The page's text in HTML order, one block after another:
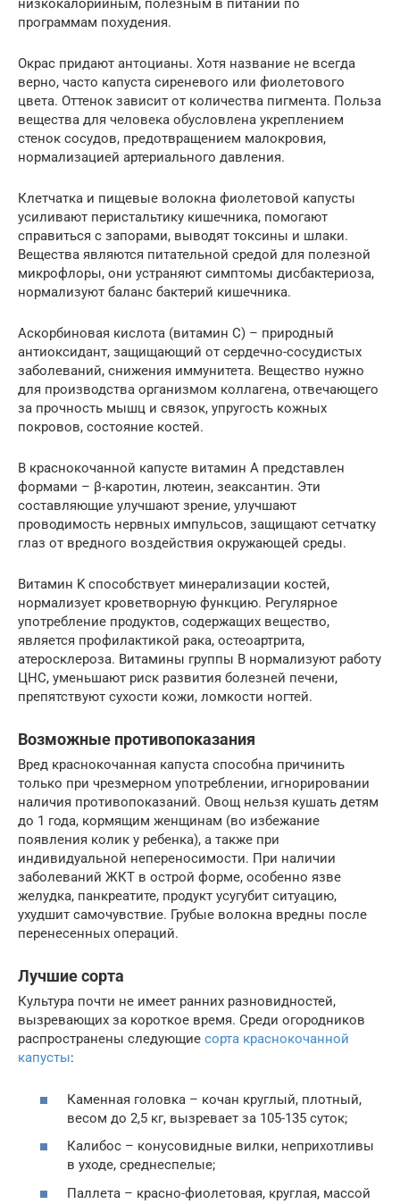
низкокалорийным, полезным в питании по
программам похудения.
Окрас придают антоцианы. Хотя название не всегда
верно, часто капуста сиреневого или фиолетового
цвета. Оттенок зависит от количества пигмента. Польза
вещества для человека обусловлена укреплением
стенок сосудов, предотвращением малокровия,
нормализацией артериального давления.
Клетчатка и пищевые волокна фиолетовой капусты
усиливают перистальтику кишечника, помогают
справиться с запорами, выводят токсины и шлаки.
Вещества являются питательной средой для полезной
микрофлоры, они устраняют симптомы дисбактериоза,
нормализуют баланс бактерий кишечника.
Аскорбиновая кислота (витамин C) – природный
антиоксидант, защищающий от сердечно-сосудистых
заболеваний, снижения иммунитета. Вещество нужно
для производства организмом коллагена, отвечающего
за прочность мышц и связок, упругость кожных
покровов, состояние костей.
В краснокочанной капусте витамин A представлен
формами – β-каротин, лютеин, зеаксантин. Эти
составляющие улучшают зрение, улучшают
проводимость нервных импульсов, защищают сетчатку
глаз от вредного воздействия окружающей среды.
Витамин K способствует минерализации костей,
нормализует кроветворную функцию. Регулярное
употребление продуктов, содержащих вещество,
является профилактикой рака, остеоартрита,
атеросклероза. Витамины группы B нормализуют работу
ЦНС, уменьшают риск развития болезней печени,
препятствуют сухости кожи, ломкости ногтей.
Возможные противопоказания
Вред краснокочанная капуста способна причинить
только при чрезмерном употреблении, игнорировании
наличия противопоказаний. Овощ нельзя кушать детям
до 1 года, кормящим женщинам (во избежание
появления колик у ребенка), а также при
индивидуальной непереносимости. При наличии
заболеваний ЖКТ в острой форме, особенно язве
желудка, панкреатите, продукт усугубит ситуацию,
ухудшит самочувствие. Грубые волокна вредны после
перенесенных операций.
Лучшие сорта
Культура почти не имеет ранних разновидностей,
вызревающих за короткое время. Среди огородников
распространены следующие сорта краснокочанной
капусты:
Каменная головка – кочан круглый, плотный,
весом до 2,5 кг, вызревает за 105-135 суток;
Калибос – конусовидные вилки, неприхотливы
в уходе, среднеспелые;
Паллета – красно-фиолетовая, круглая, массой